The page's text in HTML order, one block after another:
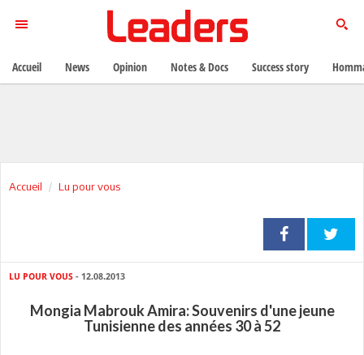
Accueil Lu pour vous
LU POUR VOUS - 12.08.2013
Mongia Mabrouk Amira: Souvenirs d'une jeune
Tunisienne des années 30 à 52
Accueil News Opinion Notes & Docs Success story